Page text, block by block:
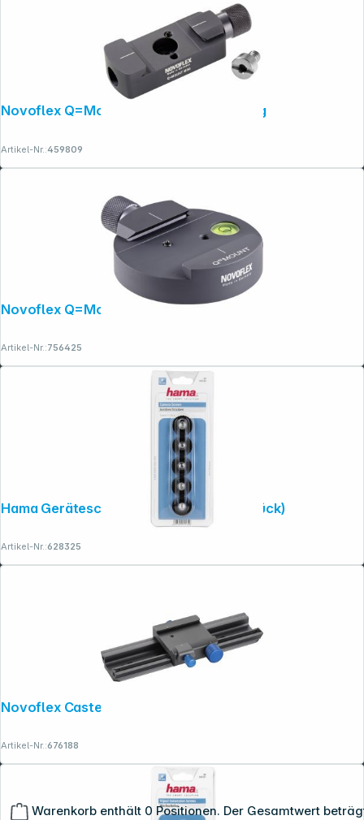
Warenkorb enthält 0 Positionen. Der Gesamtwert
Novoflex Q=Mount Mini Schnellkupplung
Artikel-Nr.:459809
Novoflex Q=Mount Schnellkupplung
Artikel-Nr.:756425
Hama Geräteschrauben 11 mm 1/4" (5 Stück)
Artikel-Nr.:628325
Artikel-Nr.:676188